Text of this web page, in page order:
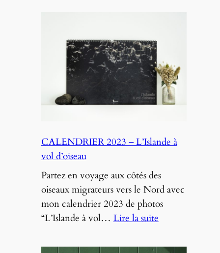
–
La
Nature
s’expose
CALENDRIER 2023 – L’Islande à
vol d’oiseau
Partez en voyage aux côtés des
oiseaux migrateurs vers le Nord avec
mon calendrier 2023 de photos
“L’Islande à vol… Lire la suite:
2023